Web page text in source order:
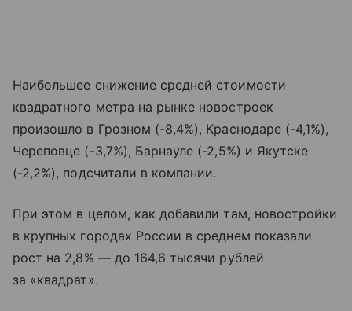
Наибольшее снижение средней стоимости
квадратного метра на рынке новостроек
произошло в Грозном (-8,4%), Краснодаре (-4,1%),
Череповце (-3,7%), Барнауле (-2,5%) и Якутске
(-2,2%), подсчитали в компании.
При этом в целом, как добавили там, новостройки
в крупных городах России в среднем показали
рост на 2,8% — до 164,6 тысячи рублей
за «квадрат».